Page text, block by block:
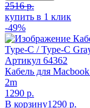
2516 р.
купить в 1 клик
-49%
Артикул 64362
Кабель для
2m
1290 р.
В корзину1290 р.